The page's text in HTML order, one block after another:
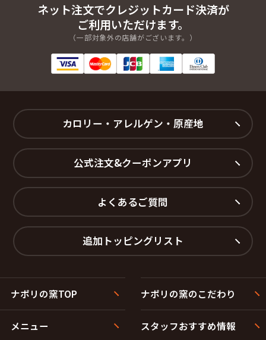
ネット注文でクレジットカード決済が
ご利用いただけます。
（一部対象外の店舗がございます。）
カロリー・アレルゲン・原産地
公式注文&クーポンアプリ
よくあるご質問
追加トッピングリスト
ナポリの窯TOP ナポリの窯のこだわり
メニュー スタッフおすすめ情報